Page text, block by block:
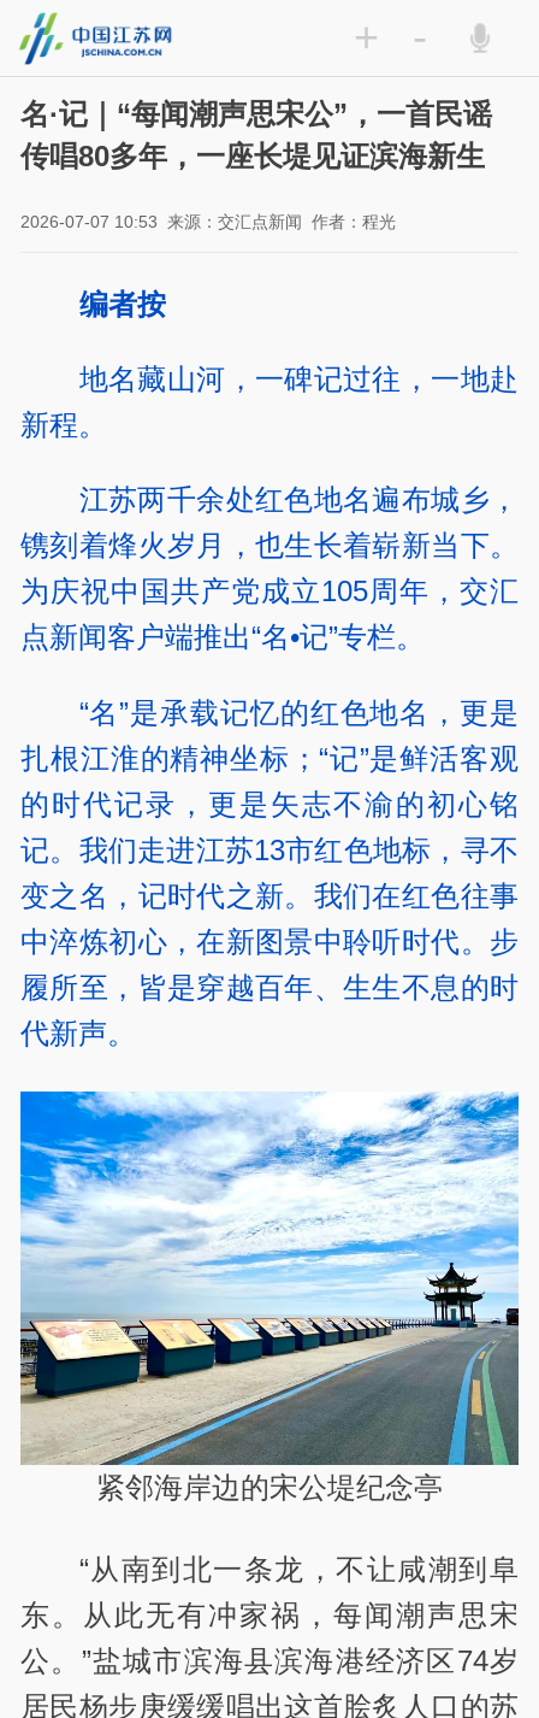
+ -
名·记｜“每闻潮声思宋公”，一首民谣
传唱80多年，一座长堤见证滨海新生
2026-07-07 10:53 来源：交汇点新闻 作者：程光
编者按
地名藏山河，一碑记过往，一地赴
新程。
江苏两千余处红色地名遍布城乡，
镌刻着烽火岁月，也生长着崭新当下。
为庆祝中国共产党成立105周年，交汇
点新闻客户端推出“名•记”专栏。
“名”是承载记忆的红色地名，更是
扎根江淮的精神坐标；“记”是鲜活客观
的时代记录，更是矢志不渝的初心铭
记。我们走进江苏13市红色地标，寻不
变之名，记时代之新。我们在红色往事
中淬炼初心，在新图景中聆听时代。步
履所至，皆是穿越百年、生生不息的时
代新声。
紧邻海岸边的宋公堤纪念亭
“从南到北一条龙，不让咸潮到阜
东。从此无有冲家祸，每闻潮声思宋
公。”盐城市滨海县滨海港经济区74岁
居民杨步庚缓缓唱出这首脍炙人口的苏